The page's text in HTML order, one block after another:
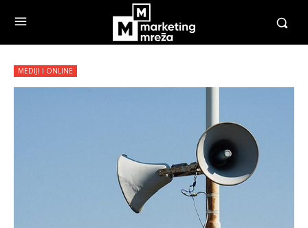
MEDIJI I ONLINE